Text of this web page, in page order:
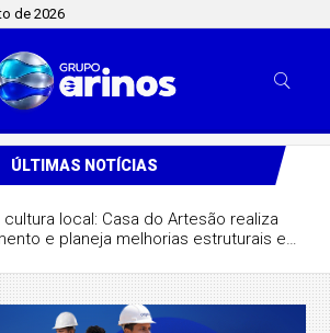
de 2026
ÚLTIMAS NOTÍCIAS
local: Casa do Artesão realiza
e planeja melhorias estruturais em